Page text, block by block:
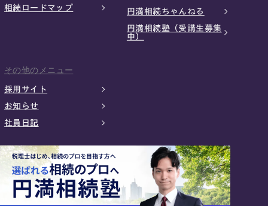
相続ロードマップ 円満相続ちゃんねる
円満相続塾（受講生募集
中）
その他のメニュー
採用サイト
お知らせ
社員日記